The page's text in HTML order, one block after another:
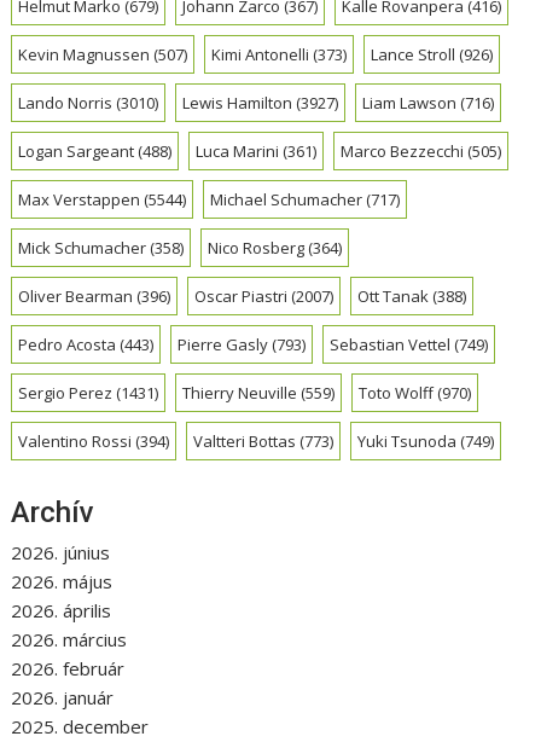
Helmut Marko (679) Johann Zarco (367) Kalle Rovanpera (416)
Kevin Magnussen (507) Kimi Antonelli (373) Lance Stroll (926)
Lando Norris (3010) Lewis Hamilton (3927) Liam Lawson (716)
Logan Sargeant(488) Luca Marini (361) Marco Bezzecchi (505)
Max Verstappen (5544) Michael Schumacher(717)
Mick Schumacher(358) Nico Rosberg(364)
Oliver Bearman (396) Oscar Piastri (2007) Ott Tanak(388)
Pedro Acosta (443) Pierre Gasly(793) Sebastian Vettel (749)
Sergio Perez (1431) Thierry Neuville (559) Toto Wolff(970)
Valentino Rossi (394) Valtteri Bottas (773) Yuki Tsunoda (749)
Archív
2026. június
2026. május
2026. április
2026. március
2026. február
2026. január
2025. december